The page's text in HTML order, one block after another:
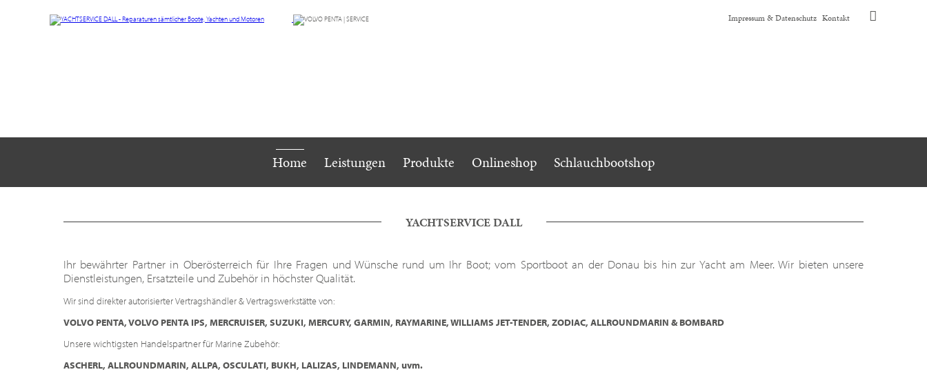
überspringen
Impressum & Datenschutz Kontakt
Navigation
Home Leistungen Produkte Onlineshop Schlauchbootshop
YACHTSERVICE DALL
Ihr bewährter Partner in Oberösterreich für Ihre Fragen und Wünsche rund um Ihr Boot; vom Sportboot an der Donau bis hin zur Yacht am Meer. Wir bieten unsere
Dienstleistungen, Ersatzteile und Zubehör in höchster Qualität.
Wir sind direkter autorisierter Vertragshändler & Vertragswerkstätte von:
VOLVO PENTA, VOLVO PENTA IPS, MERCRUISER, SUZUKI, MERCURY, GARMIN, RAYMARINE,WILLIAMS JET-TENDER, ZODIAC, ALLROUNDMARIN & BOMBARD
Unsere wichtigsten Handelspartner für Marine Zubehör:
ASCHERL, ALLROUNDMARIN, ALLPA, OSCULATI, BUKH, LALIZAS, LINDEMANN, uvm.